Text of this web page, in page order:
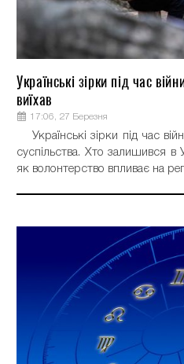
Українські зірки під час
виїхав
17:06, 27 Березня
Українські зірки під час
суспільства. Хто залишився в
як волонтерство впливає на